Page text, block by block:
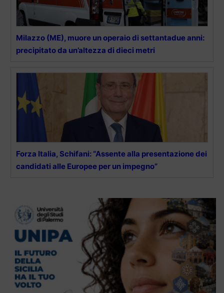
Milazzo (ME), muore un operaio di settantadue anni:
precipitato da un’altezza di dieci metri
Forza Italia, Schifani: “Assente alla presentazione dei
candidati alle Europee per un impegno”